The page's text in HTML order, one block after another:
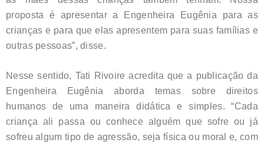
proposta é apresentar a Engenheira Eugênia para as
crianças e para que elas apresentem para suas famílias e
outras pessoas”, disse.
Nesse sentido, Tati Rivoire acredita que a publicação da
Engenheira Eugênia aborda temas sobre direitos
humanos de uma maneira didática e simples. “Cada
criança ali passa ou conhece alguém que sofre ou já
sofreu algum tipo de agressão, seja física ou moral e, com